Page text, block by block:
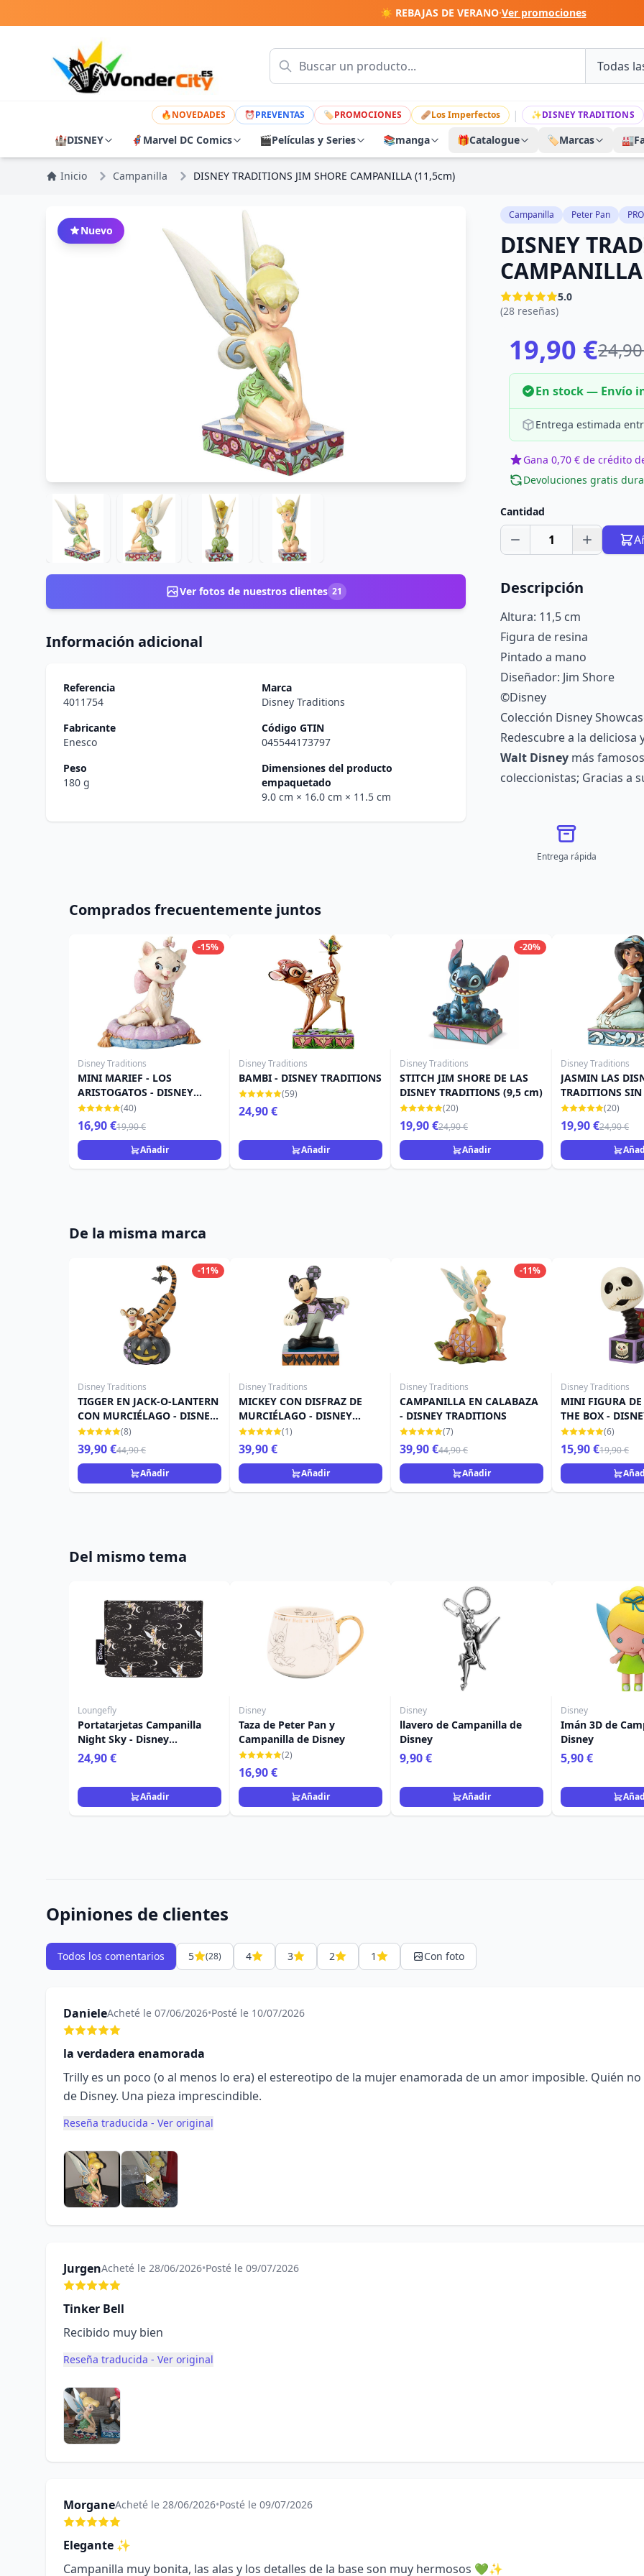
☀️ REBAJAS DE VERANO·Ver promociones
🔥NOVEDADES ⏰PREVENTAS 🏷PROMOCIONES 🩹Los Imperfectos | ✨DISNEY TRADITIONS
🏰DISNEY 🦸 Marvel DC Comics 🎬Películas y Series 📚manga 🎁Catalogue 🏷️Marcas 🏭
Inicio Campanilla DISNEY TRADITIONS JIM SHORE CAMPANILLA (11,5cm)
Nuevo
Ver fotos de nuestros clientes 21
Información adicional
Referencia
4011754
Marca
Disney Traditions
Fabricante
Enesco
Código GTIN
045544173797
Peso
180 g
Dimensiones del producto
empaquetado
9.0 cm × 16.0 cm × 11.5 cm
Campanilla Peter Pan
DISNEY
5.0
(28 reseñas)
19,90 €
En stock — Envío
Entrega estimada
Gana 0,70 € de crédito
Devoluciones gratis
Cantidad
1
Descripción
Altura: 11,5 cm
Figura de resina
Pintado a mano
Diseñador: Jim Shore
©Disney
Colección Disney
Redescubre a la deliciosa
Walt Disney más
coleccionistas; Gracias a
Entrega rápida
Comprados frecuentemente juntos
-15%
Disney Traditions
MINI MARIEF - LOS
ARISTOGATOS - DISNEY
TRADITIONS JIM SHORE
(40)
16,90 €19,90 €
Añadir
Disney Traditions
BAMBI - DISNEY TRADITIONS
(59)
24,90 €
Añadir
-20%
Disney Traditions
STITCH JIM SHORE DE LAS
DISNEY TRADITIONS (9,5 cm)
(20)
19,90 €24,90 €
Añadir
Disney Traditions
JASMIN LAS
TRADITIONS
SHORE
(20)
19,90 €24,90 €
De la misma marca
-11%
Disney Traditions
TIGGER EN JACK-O-LANTERN
CON MURCIÉLAGO - DISNEY
TRADITIONS
(8)
39,90 €44,90 €
Añadir
Disney Traditions
MICKEY CON DISFRAZ DE
MURCIÉLAGO - DISNEY
TRADITIONS
(1)
39,90 €
Añadir
-11%
Disney Traditions
CAMPANILLA EN CALABAZA
- DISNEY TRADITIONS
(7)
39,90 €44,90 €
Añadir
Disney Traditions
MINI FIGURA
THE BOX -
TRADITIONS
(6)
15,90 €19,90 €
Del mismo tema
Loungefly
Portatarjetas Campanilla
Night Sky - Disney
Loungefly Peter Pan
24,90 €
Añadir
Disney
Taza de Peter Pan y
Campanilla de Disney
(2)
16,90 €
Añadir
Disney
llavero de Campanilla de
Disney
9,90 €
Añadir
Disney
Imán 3D de
Disney
5,90 €
Opiniones de clientes
Todos los comentarios 5 (28) 4 3 2 1 Con foto
DanieleAcheté le 07/06/2026•Posté le 10/07/2026
la verdadera enamorada
Trilly es un poco (o al menos lo era) el estereotipo de la mujer enamorada de un amor imposible. Quién
de Disney. Una pieza imprescindible.
Reseña traducida - Ver original
JurgenAcheté le 28/06/2026•Posté le 09/07/2026
Tinker Bell
Recibido muy bien
Reseña traducida - Ver original
MorganeAcheté le 28/06/2026•Posté le 09/07/2026
Elegante ✨️
Campanilla muy bonita, las alas y los detalles de la base son muy hermosos 💚✨️